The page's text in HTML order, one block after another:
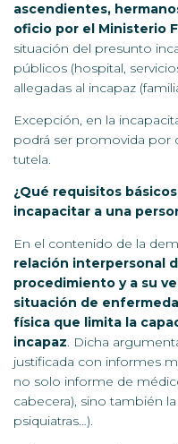
ascendientes,
oficio por el Ministerio
situación del presunto
públicos (hospital,
allegadas al incapaz
Excepción, en la
podrá ser promovida por
tutela.
¿Qué requisitos
incapacitar a una
En el contenido de la
relación interpersonal
procedimiento y a su
situación de
física que limita la
incapaz. Dicha
justificada con informes
no solo informe de
cabecera), sino también
psiquiatras…).